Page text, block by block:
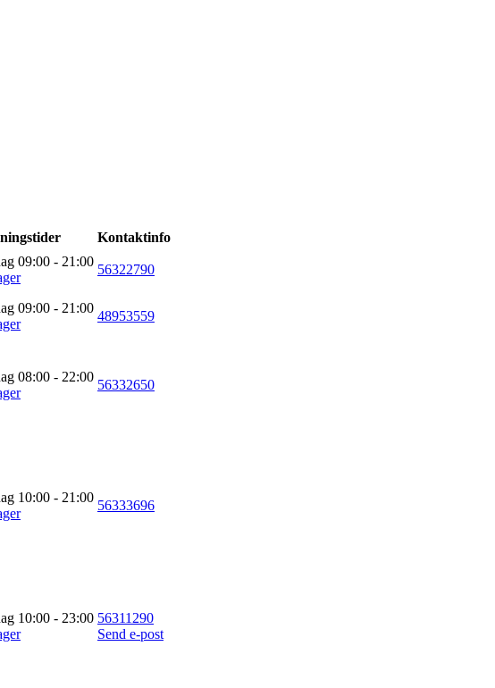
Kontaktinfo
09:00 - 21:00
56322790
09:00 - 21:00
48953559
08:00 - 22:00
56332650
10:00 - 21:00
56333696
10:00 - 23:00 56311290
Send e-post